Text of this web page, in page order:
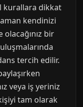
kurallara dikkat
kendinizi
bir
tercih edilir.
veya iş yeriniz
tam olarak